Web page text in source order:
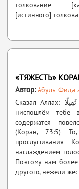
толкование
[истинного]
«ТЯЖЕСТЬ»
Автор:Абуль-Фида
Сказал Аллах: إِنَّا سَنُلْقِي عَلَيْكَ قَوْلًا ثَقِيلًا «Мы непременно
ниспошлём тебе
содержатся
(Коран, 73:5)
прослушивания
наслаждением
Поэтому нам
другого, нежели